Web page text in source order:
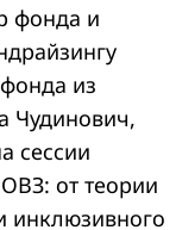
фонда и
из
Чудинович,
сессии
от теории
инклюзивного